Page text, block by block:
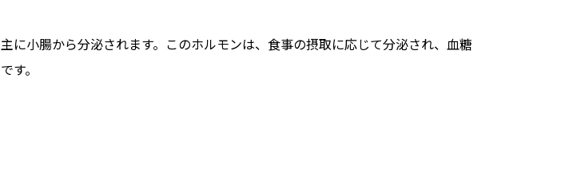
に小腸から分泌されます。このホルモンは、食事の摂取に応じて分泌され、血糖
す。